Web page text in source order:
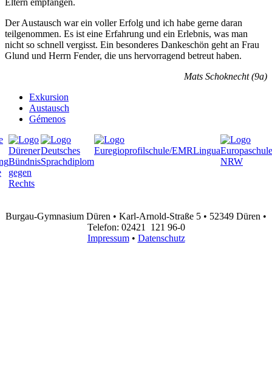
Der Austausch war ein voller Erfolg und ich habe gerne daran
teilgenommen. Es ist eine Erfahrung und ein Erlebnis, was man
nicht so schnell vergisst. Ein besonderes Dankeschön geht an Frau
Glund und Herrn Fender, die uns hervorragend betreut haben.
Mats Schoknecht (9a)
Exkursion
Austausch
Gémenos
Burgau-Gymnasium Düren • Karl-Arnold-Straße 5 • 52349 Düren •
Telefon: 02421 121 96-0
Impressum• Datenschutz